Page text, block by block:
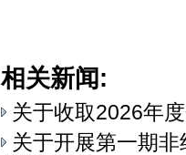
相关新闻:
关于收取2026年
关于开展第一期